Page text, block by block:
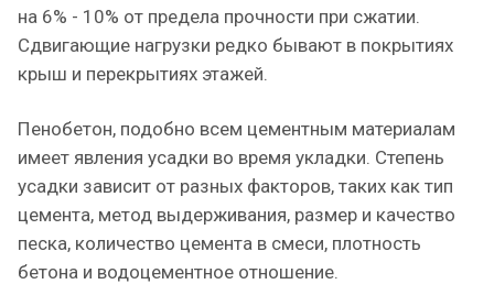
на 6% - 10% от предела прочности при сжатии.
Сдвигающие нагрузки редко бывают в покрытиях
крыш и перекрытиях этажей.
Пенобетон, подобно всем цементным материалам
имеет явления усадки во время укладки. Степень
усадки зависит от разных факторов, таких как тип
цемента, метод выдерживания, размер и качество
песка, количество цемента в смеси, плотность
бетона и водоцементное отношение.